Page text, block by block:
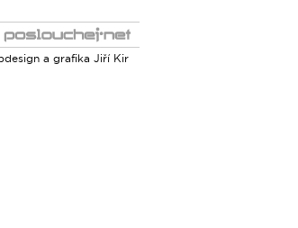
a grafika Jiří Kir